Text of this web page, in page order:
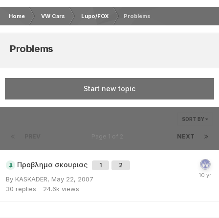
Home VW Cars Lupo/FOX Problems
Problems
Start new topic
SORT BY
NEXT
Προβλημα σκουριας 1 2
By KASKADER, May 22, 2007
30 replies 24.6k views